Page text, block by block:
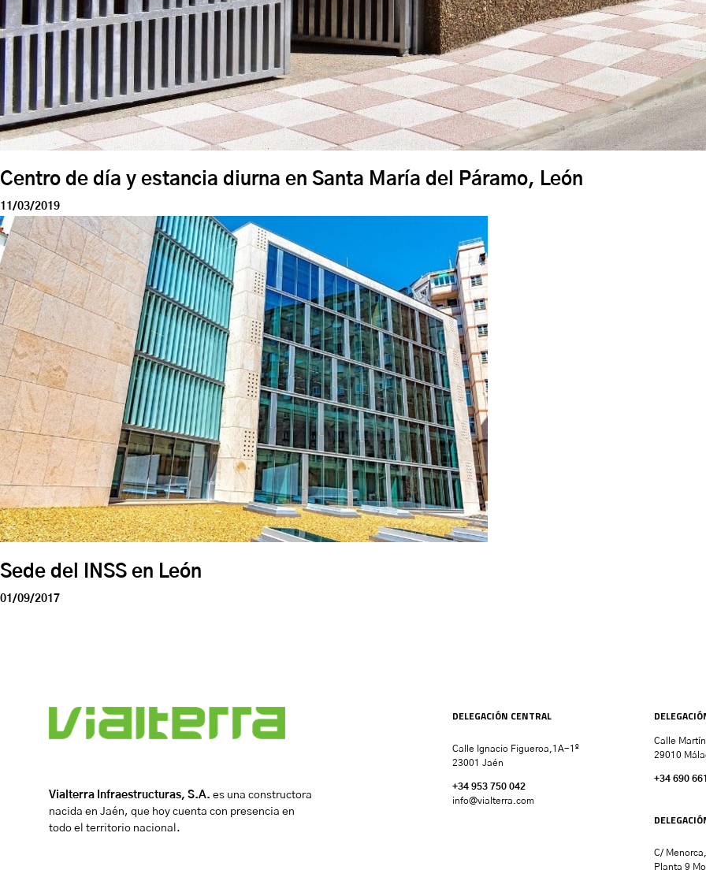
Centro de día y estancia diurna en Santa María del Páramo, León
11/03/2019
Sede del INSS en León
01/09/2017
Vialterra Infraestructuras, S.A. es una constructora
nacida en Jaén, que hoy cuenta con presencia en
todo el territorio nacional.
DELEGACIÓN CENTRAL
Calle Ignacio Figueroa,1A-1º
23001 Jaén
+34 953 750 042
info@vialterra.com
Calle
29010
+34 690
C/
Planta 9